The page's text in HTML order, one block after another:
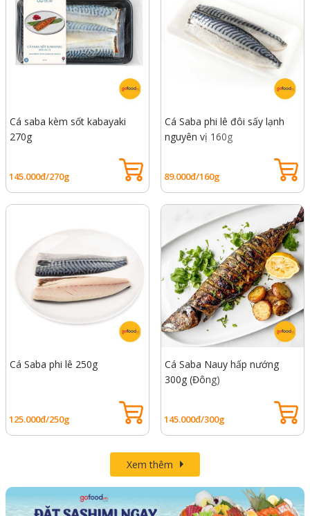
Cá saba kèm sốt kabayaki
270g
145.000đ/270g
Cá Saba phi lê đôi sấy lạnh
nguyên vị 160g
89.000đ/160g
Cá Saba phi lê 250g
125.000đ/250g
Cá Saba Nauy hấp nướng
300g (Đông)
145.000đ/300g
Xem thêm